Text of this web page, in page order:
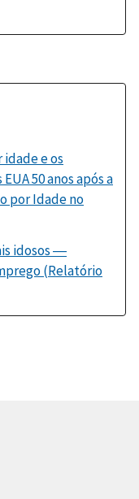
e os
50 anos após a
por Idade no
idosos ―
(Relatório